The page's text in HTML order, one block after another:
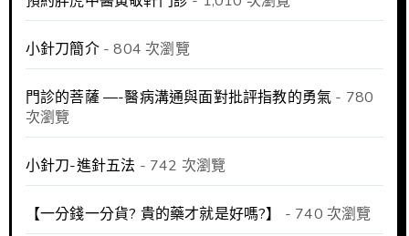
小針刀簡介- 804 次瀏覽
門診的菩薩 —-醫病溝通與面對批評指教的勇氣 - 780
次瀏覽
小針刀-進針五法 - 742 次瀏覽
【一分錢一分貨? 貴的藥才就是好嗎?】 - 740 次瀏覽